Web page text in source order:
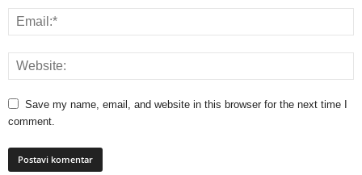
Save my name, email, and website in this browser for the next time I
comment.